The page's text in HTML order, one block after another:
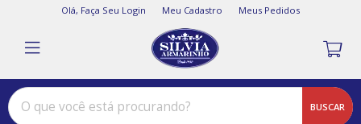
Meu Cadastro Meus Pedidos
Olá, Faça Seu Login
BUSCAR